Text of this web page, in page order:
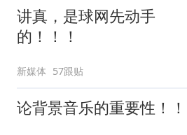
讲真，是球网先动手
的！！！
新媒体 57跟贴
论背景音乐的重要性！！